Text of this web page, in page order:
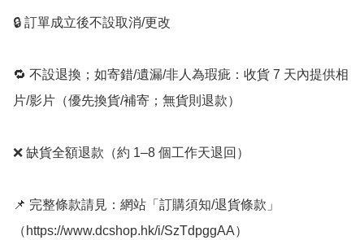
🔒 訂單成立後不設取消/更改
🔁 不設退換；如寄錯/遺漏/非人為瑕疵：收貨 7 天內提供相
片/影片（優先換貨/補寄；無貨則退款）
❌ 缺貨全額退款（約 1–8 個工作天退回）
📌 完整條款請見：網站「訂購須知/退貨條款」
（https://www.dcshop.hk/i/SzTdpggAA）